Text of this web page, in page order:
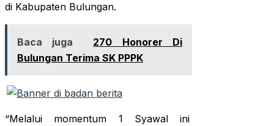
di Kabupaten Bulungan.
Baca juga
270 Honorer Di
Bulungan Terima SK PPPK
“Melalui momentum 1 Syawal ini